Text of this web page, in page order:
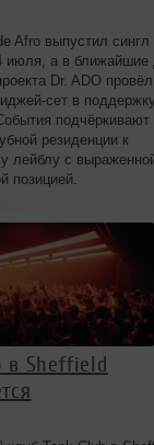
Afro выпустил сингл
июля, а в ближайшие
Dr. ADO провёл
в
подчёркивают
резиденции к
лейблу с
позицией.
в Sheffield